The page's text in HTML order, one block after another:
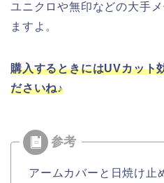
ユニクロや無印などの大手
ますよ。
購入するときにはUVカット
ださいね♪
アームカバーと日焼け止